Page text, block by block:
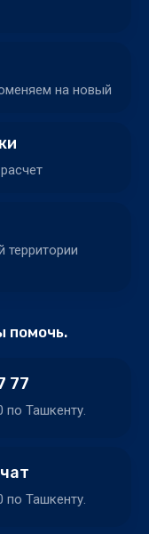
на новый
территории
помочь.
77
по Ташкенту.
по Ташкенту.